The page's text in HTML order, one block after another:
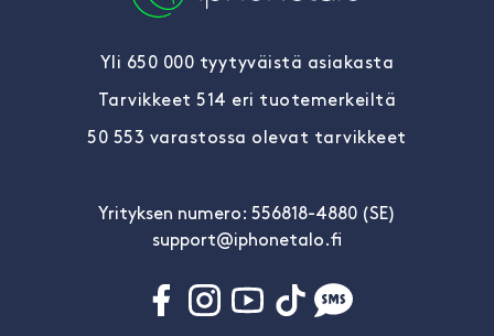
Yli 650 000 tyytyväistä asiakasta
Tarvikkeet 514 eri tuotemerkeiltä
50 553 varastossa olevat tarvikkeet
Yrityksen numero: 556818-4880 (SE)
support@iphonetalo.fi